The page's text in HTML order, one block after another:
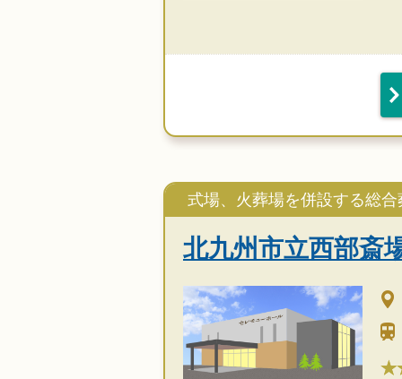
式場、火葬場を併設する総
北九州市立西部斎